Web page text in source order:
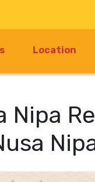
Location
Nipa